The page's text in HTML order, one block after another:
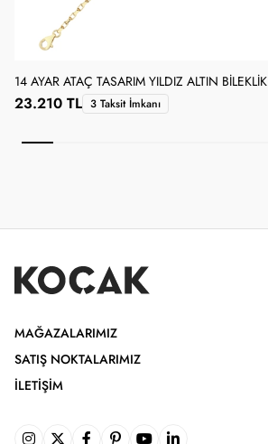
14 AYAR ATAÇ TASARIM YILDIZ ALTIN BILEKLIK
23.210 TL 3 Taksit İmkanı
MAĞAZALARIMIZ
SATIŞ NOKTALARIMIZ
İLETIŞIM